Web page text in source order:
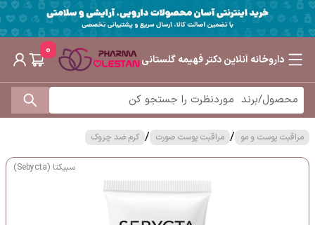
داروخانه آنلاین دکتر فهیمه گلستانی
0
مراقبت پوست و مو / مراقبت پوست صورت / کرم ضد چروک
سبیکتا (Sebycta)